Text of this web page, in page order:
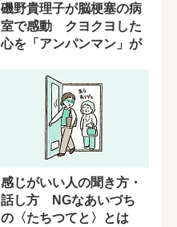
磯野貴理子が脳梗塞の病
室で感動 クヨクヨした
心を「アンパンマン」が
感じがいい人の聞き方・
話し方 NGなあいづち
の〈たちつてと〉とは